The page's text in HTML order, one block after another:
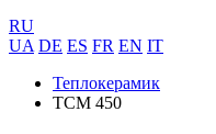
RU
UA DE ES FR EN IT
Теплокерамик
ТСМ 450